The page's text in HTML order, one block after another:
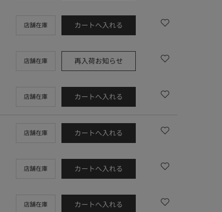
店舗在庫 カートへ入れる
店舗在庫 再入荷お知らせ
店舗在庫 カートへ入れる
店舗在庫 カートへ入れる
店舗在庫 カートへ入れる
店舗在庫 カートへ入れる